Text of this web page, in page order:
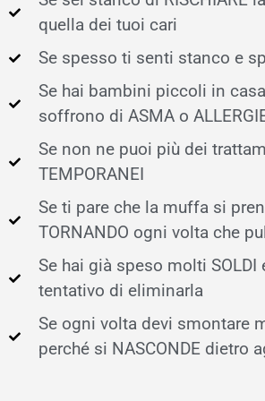
quella dei tuoi cari
Se spesso ti senti stanco e
Se hai bambini piccoli in
soffrono di ASMA o
Se non ne puoi più dei
TEMPORANEI
Se ti pare che la muffa si
TORNANDO ogni volta che
Se hai già speso molti SOLDI
tentativo di eliminarla
Se ogni volta devi smontare
perché si NASCONDE dietro